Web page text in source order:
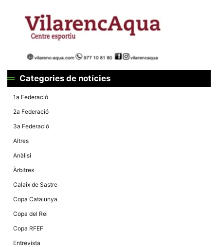
Categories de notícies
1a Federació
2a Federació
3a Federació
Altres
Anàlisi
Àrbitres
Calaix de Sastre
Copa Catalunya
Copa del Rei
Copa RFEF
Entrevista
aquestes
cookies
algunes
del lloc web.
Màrqueting